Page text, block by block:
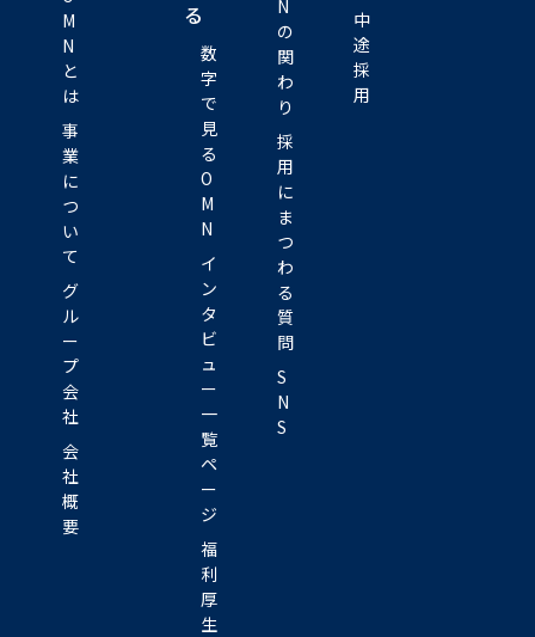
M
N
と
は
事
業
に
つ
い
て
グ
ル
ー
プ
会
社
会
社
概
要
る
数
字
で
見
る
O
M
N
イ
ン
タ
ビ
ュ
ー
一
覧
ペ
ー
ジ
福
利
厚
生
N
の
関
わ
り
採
用
に
ま
つ
わ
る
質
問
S
N
S
中
途
採
用